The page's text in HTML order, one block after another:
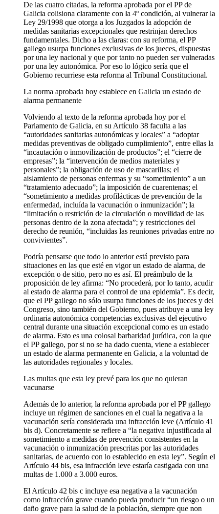
De las cuatro citadas, la reforma aprobada por el PP de
Galicia colisiona claramente con la 4º condición, al vulnerar la
Ley 29/1998 que otorga a los Juzgados la adopción de
medidas sanitarias excepcionales que restrinjan derechos
fundamentales. Dicho a las claras: con su reforma, el PP
gallego usurpa funciones exclusivas de los jueces, dispuestas
por una ley nacional y que por tanto no pueden ser vulneradas
por una ley autonómica. Por eso lo lógico sería que el
Gobierno recurriese esta reforma al Tribunal Constitucional.
La norma aprobada hoy establece en Galicia un estado de
alarma permanente
Volviendo al texto de la reforma aprobada hoy por el
Parlamento de Galicia, en su Artículo 38 faculta a las
“autoridades sanitarias autonómicas y locales” a “adoptar
medidas preventivas de obligado cumplimiento”, entre ellas la
“incautación o inmovilización de productos”; el “cierre de
empresas”; la “intervención de medios materiales y
personales”; la obligación de uso de mascarillas; el
aislamiento de personas enfermas y su “sometimiento” a un
“tratamiento adecuado”; la imposición de cuarentenas; el
“sometimiento a medidas profilácticas de prevención de la
enfermedad, incluída la vacunación o inmunización”; la
“limitación o restrición de la circulación o movilidad de las
personas dentro de la zona afectada”; y restricciones del
derecho de reunión, “incluidas las reuniones privadas entre no
convivientes”.
Podría pensarse que todo lo anterior está previsto para
situaciones en las que esté en vigor un estado de alarma, de
excepción o de sitio, pero no es así. El preámbulo de la
proposición de ley afirma: “No procederá, por lo tanto, acudir
al estado de alarma para el control de una epidemia”. Es decir,
que el PP gallego no sólo usurpa funciones de los jueces y del
Congreso, sino también del Gobierno, pues atribuye a una ley
ordinaria autonómica competencias exclusivas del ejecutivo
central durante una situación excepcional como es un estado
de alarma. Esto es una colosal barbaridad jurídica, con la que
el PP gallego, por si no se ha dado cuenta, viene a establecer
un estado de alarma permanente en Galicia, a la voluntad de
las autoridades regionales y locales.
Las multas que esta ley prevé para los que no quieran
vacunarse
Además de lo anterior, la reforma aprobada por el PP gallego
incluye un régimen de sanciones en el cual la negativa a la
vacunación sería considerada una infracción leve (Artículo 41
bis d). Concretamente se refiere a “la negativa injustificada al
sometimiento a medidas de prevención consistentes en la
vacunación o inmunización prescritas por las autoridades
sanitarias, de acuerdo con lo establecido en esta ley”. Según el
Artículo 44 bis, esa infracción leve estaría castigada con una
multas de 1.000 a 3.000 euros.
El Artículo 42 bis c incluye esa negativa a la vacunación
como infracción grave cuando pueda producir “un riesgo o un
daño grave para la salud de la población, siempre que non